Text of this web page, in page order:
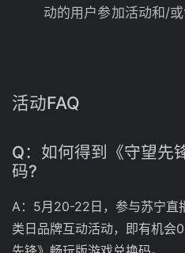
动的用户参加活动和/或
活动FAQ
Q：如何得到《守望先
码?
A：5月20-22日，参与苏宁直
类日品牌互动活动，即有机会